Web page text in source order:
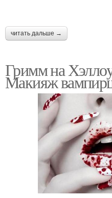
читать дальше →
Гримм на
Макияж